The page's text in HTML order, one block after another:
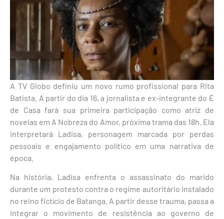
A TV Globo definiu um novo rumo profissional para Rita
Batista . A partir do dia 16, a jornalista e ex-integrante do É
de Casa fará sua primeira participação como atriz de
novelas em A Nobreza do Amor, próxima trama das 18h. Ela
interpretará Ladisa, personagem marcada por perdas
pessoais e engajamento político em uma narrativa de
época.
Na história, Ladisa enfrenta o assassinato do marido
durante um protesto contra o regime autoritário instalado
no reino fictício de Batanga. A partir desse trauma, passa a
integrar o movimento de resistência ao governo de